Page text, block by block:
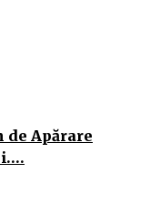
de Apărare